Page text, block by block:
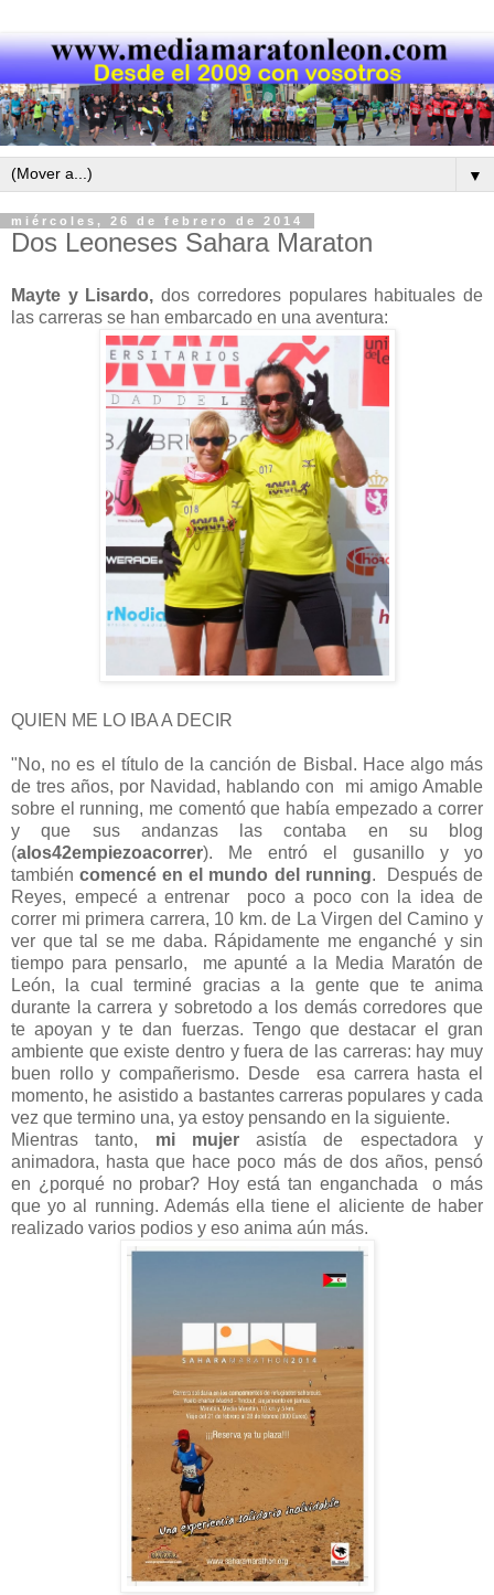
▼
miércoles, 26 de febrero de 2014
Dos Leoneses Sahara Maraton
Mayte y Lisardo, dos corredores populares habituales de
las carreras se han embarcado en una aventura:
QUIEN ME LO IBA A DECIR
"No, no es el título de la canción de Bisbal. Hace algo más
de tres años, por Navidad, hablando con mi amigo Amable
sobre el running, me comentó que había empezado a correr
y que sus andanzas las contaba en su blog
(alos42empiezoacorrer). Me entró el gusanillo y yo
tambiéncomencé en el mundo del running. Después de
Reyes, empecé a entrenar poco a poco con la idea de
correr mi primera carrera, 10 km. de La Virgen del Camino y
ver que tal se me daba. Rápidamente me enganché y sin
tiempo para pensarlo, me apunté a la Media Maratón de
León, la cual terminé gracias a la gente que te anima
durante la carrera y sobretodo a los demás corredores que
te apoyan y te dan fuerzas. Tengo que destacar el gran
ambiente que existe dentro y fuera de las carreras: hay muy
buen rollo y compañerismo. Desde esa carrera hasta el
momento, he asistido a bastantes carreras populares y cada
vez que termino una, ya estoy pensando en la siguiente.
Mientras tanto, mi mujerasistía de espectadora y
animadora, hasta que hace poco más de dos años, pensó
en ¿porqué no probar? Hoy está tan enganchada o más
que yo al running. Además ella tiene el aliciente de haber
realizado varios podios y eso anima aún más.